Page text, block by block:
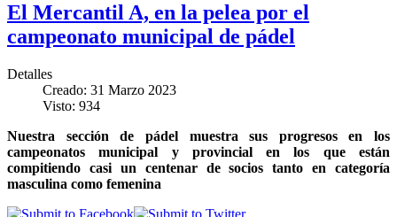
El Mercantil A, en la pelea por el
campeonato municipal de pádel
Detalles
Creado: 31 Marzo 2023
Visto: 934
Nuestra sección de pádel muestra sus progresos en los
campeonatos municipal y provincial en los que están
compitiendo casi un centenar de socios tanto en categoría
masculina como femenina